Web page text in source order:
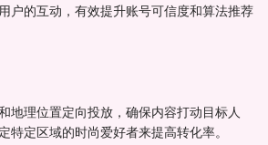
户的互动，有效提升账号可信度和算法推荐
地理位置定向投放，确保内容打动目标人
特定区域的时尚爱好者来提高转化率。